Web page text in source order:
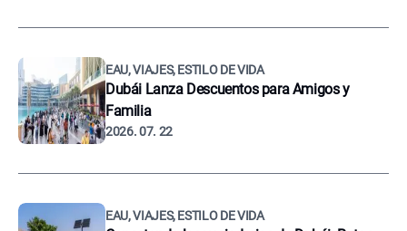
EAU, VIAJES, ESTILO DE VIDA
Dubái Lanza Descuentos para Amigos y
Familia
2026. 07. 22
EAU, VIAJES, ESTILO DE VIDA